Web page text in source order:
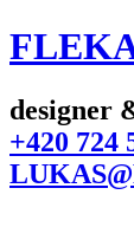
F
designer
+420 724